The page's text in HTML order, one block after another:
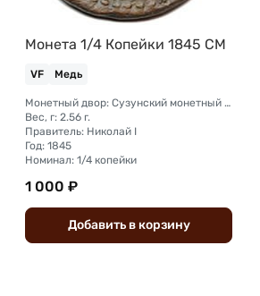
Монета 1/4 Копейки 1845 СМ
VF Медь
Монетный двор: Сузунский монетный двор (Сибирь)
Вес, г: 2.56 г.
Правитель: Николай I
Год: 1845
Номинал: 1/4 копейки
1 000 ₽
Добавить вкорзину